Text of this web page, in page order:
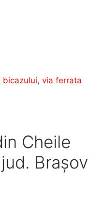
bicazului,via ferrata
Cheile
Brașov